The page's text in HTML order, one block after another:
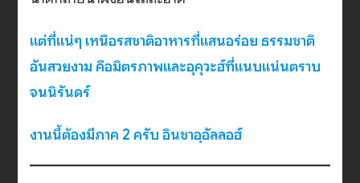
แต่ที่แน่ๆ เหนือรสชาติอาหารที่แสนอร่อย ธรรมชาติ
อันสวยงาม คือมิตรภาพและอุคุวะฮ์ที่แนบแน่นตราบ
จนนิรันดร์
งานนี้ต้องมีภาค 2 ครับ อินชาอฺอัลลอฮ์